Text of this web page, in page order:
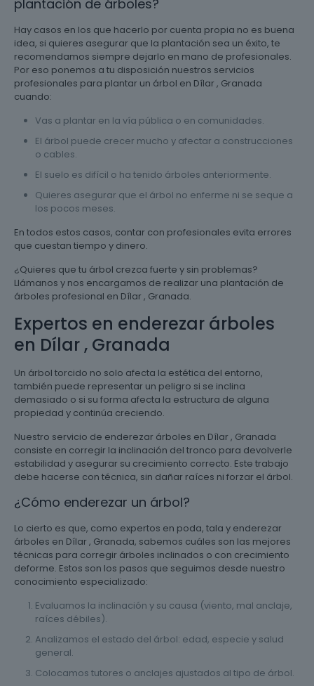
plantación de árboles?
Hay casos en los que hacerlo por cuenta propia no es buena
idea, si quieres asegurar que la plantación sea un éxito, te
recomendamos siempre dejarlo en mano de profesionales.
Por eso ponemos a tu disposición nuestros servicios
profesionales para plantar un árbol en Dílar , Granada
cuando:
Vas a plantar en la vía pública o en comunidades.
El árbol puede crecer mucho y afectar a construcciones
o cables.
El suelo es difícil o ha tenido árboles anteriormente.
Quieres asegurar que el árbol no enferme ni se seque a
los pocos meses.
En todos estos casos, contar con profesionales evita errores
que cuestan tiempo y dinero.
¿Quieres que tu árbol crezca fuerte y sin problemas?
Llámanos y nos encargamos de realizar una plantación de
árboles profesional en Dílar , Granada.
Expertos en enderezar árboles
en Dílar , Granada
Un árbol torcido no solo afecta la estética del entorno,
también puede representar un peligro si se inclina
demasiado o si su forma afecta la estructura de alguna
propiedad y continúa creciendo.
Nuestro servicio de enderezar árboles en Dílar , Granada
consiste en corregir la inclinación del tronco para devolverle
estabilidad y asegurar su crecimiento correcto. Este trabajo
debe hacerse con técnica, sin dañar raíces ni forzar el árbol.
¿Cómo enderezar un árbol?
Lo cierto es que, como expertos en poda, tala y enderezar
árboles en Dílar , Granada, sabemos cuáles son las mejores
técnicas para corregir árboles inclinados o con crecimiento
deforme. Estos son los pasos que seguimos desde nuestro
conocimiento especializado:
Evaluamos la inclinación y su causa (viento, mal anclaje,
raíces débiles).
Analizamos el estado del árbol: edad, especie y salud
general.
Colocamos tutores o anclajes ajustados al tipo de árbol.